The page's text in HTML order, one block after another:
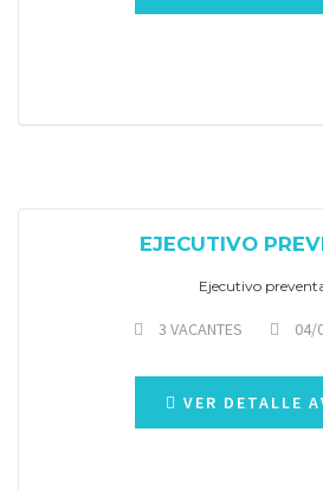
EJECUTIVO
Ejecutivo
3 VACANTES 04/
VER DETALLE